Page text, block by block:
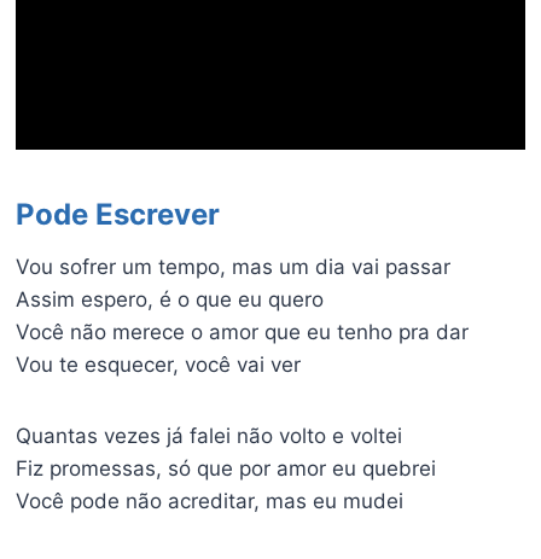
Pode Escrever
Vou sofrer um tempo, mas um dia vai passar
Assim espero, é o que eu quero
Você não merece o amor que eu tenho pra dar
Vou te esquecer, você vai ver
Quantas vezes já falei não volto e voltei
Fiz promessas, só que por amor eu quebrei
Você pode não acreditar, mas eu mudei